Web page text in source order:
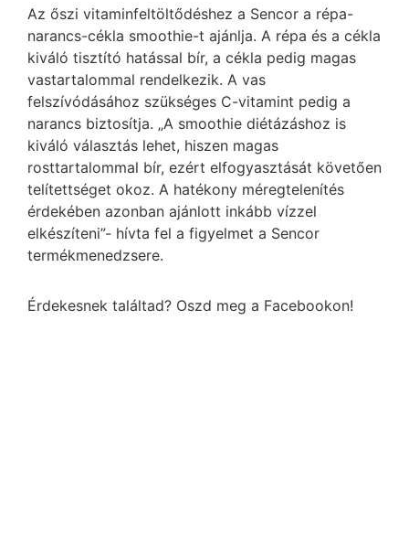
Az őszi vitaminfeltöltődéshez a Sencor a répa-
narancs-cékla smoothie-t ajánlja. A répa és a cékla
kiváló tisztító hatással bír, a cékla pedig magas
vastartalommal rendelkezik. A vas
felszívódásához szükséges C-vitamint pedig a
narancs biztosítja. „A smoothie diétázáshoz is
kiváló választás lehet, hiszen magas
rosttartalommal bír, ezért elfogyasztását követően
telítettséget okoz. A hatékony méregtelenítés
érdekében azonban ajánlott inkább vízzel
elkészíteni”- hívta fel a figyelmet a Sencor
termékmenedzsere.
Érdekesnek találtad? Oszd meg a Facebookon!